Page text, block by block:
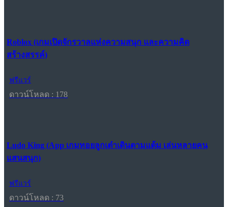
Roblox (เกมเปิดจักรวาลแห่งความสนุก และความคิด
สร้างสรรค์)
ฟรีแวร์
ดาวน์โหลด : 178
Ludo King (App เกมทอยลูกเต๋าเดินตามแต้ม เล่นหลายคน
แสนสนุก)
ฟรีแวร์
ดาวน์โหลด : 73